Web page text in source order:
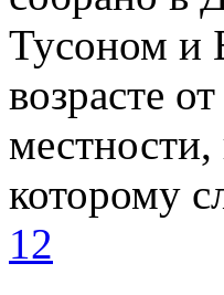
Тусоном и
возрасте
которому
12